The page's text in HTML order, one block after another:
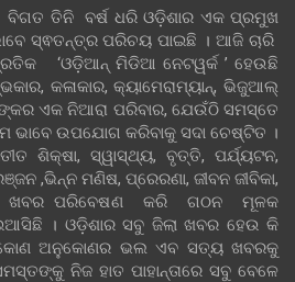
ବିଗତ ତିନି ବର୍ଷ ଧରି ଓଡ଼ିଶାର ଏକ ପ୍ରମୁଖ
ସ୍ଵତନ୍ତ୍ର ପରିଚୟ ପାଇଛି । ଆଜି ଚାରି
‘ଓଡ଼ିଆନ୍‍ ମିଡିଆ ନେଟୱର୍କ ’ ହେଉଛି
କଳାକାର, କ୍ୟାମେରାମ୍ୟାନ୍, ଭିଜୁଆଲ୍
ଏକ ନିଆରା ପରିବାର, ଯେଉଁଠି ସମସ୍ତେ
ଭାବେ ଉପଯୋଗ କରିବାକୁ ସଦା ଚେଷ୍ଟିତ ।
ଶିକ୍ଷା, ସ୍ୱାସ୍ଥ୍ୟ, ବୃତ୍ତି, ପର୍ଯ୍ୟଟନ,
,ଭିନ୍ନ ମଣିଷ, ପ୍ରେରଣା, ଜୀବନ ଜୀବିକା,
ଖବର ପରିବେଷଣ କରି ଗଠନ ମୂଳକ
। ଓଡ଼ିଶାର ସବୁ ଜିଲା ଖବର ହେଉ କି
ଅନୁକୋଣର ଭଲ ଏବ ସତ୍ୟ ଖବରକୁ
ନିଜ ହାତ ପାହାନ୍ତାରେ ସବୁ ବେଳେ